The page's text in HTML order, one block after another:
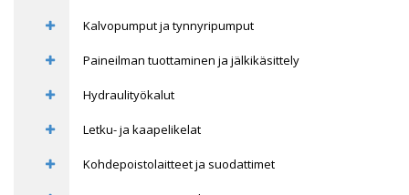
Kalvopumput ja tynnyripumput
Paineilman tuottaminen ja jälkikäsittely
Hydraulityökalut
Letku- ja kaapelikelat
Kohdepoistolaitteet ja suodattimet